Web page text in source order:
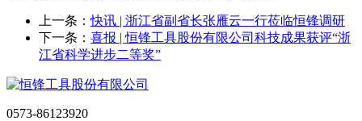
上一条：快讯 | 浙江省副省长张雁云一行莅临恒锋调研
下一条： 喜报 | 恒锋工具股份有限公司科技成果获评“浙
江省科学进步二等奖”
0573-86123920